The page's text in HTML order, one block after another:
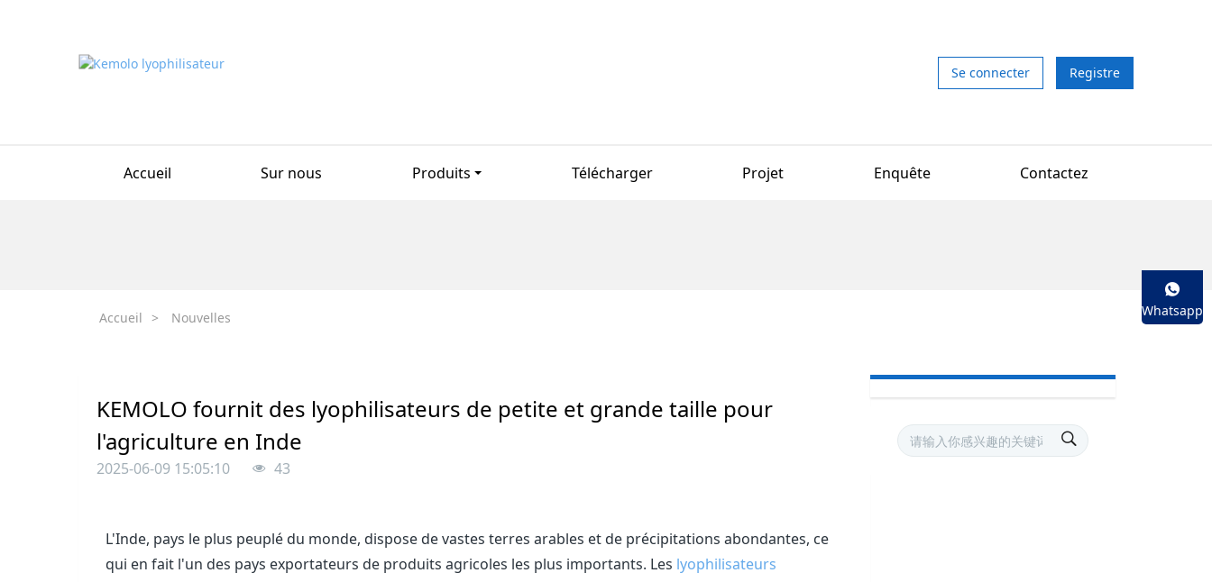
Se connecter Registre
Accueil Sur nous Produits Télécharger Projet Enquête Contactez
Accueil > Nouvelles
KEMOLO fournit des lyophilisateurs de petite et grande taille pour
l'agriculture en Inde
2025-06-09 15:05:10 43
L'Inde, pays le plus peuplé du monde, dispose de vastes terres arables et de précipitations abondantes, ce
qui en fait l'un des pays exportateurs de produits agricoles les plus importants. Les lyophilisateurs
Whatsapp